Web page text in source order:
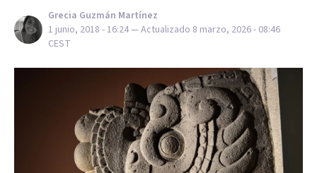
Grecia Guzmán Martínez
1 junio, 2018 - 16:24— Actualizado 8 marzo, 2026 - 08:46
CEST